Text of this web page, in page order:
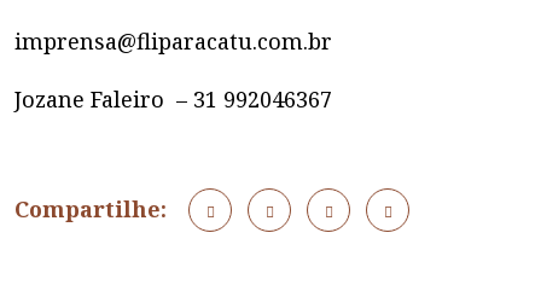
imprensa@fliparacatu.com.br
Jozane Faleiro – 31 992046367
Compartilhe: